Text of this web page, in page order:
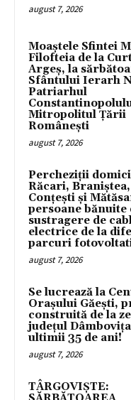
august 7, 2026
Moaștele Sfintei
Filofteia de la
Argeș, la
Sfântului Ierarh
Patriarhul
Mitropolitul Țării
Românești
august 7, 2026
Percheziții
Răcari, Braniștea,
Conțești și
persoane bănuite
sustragere de
electrice de la
parcuri
august 7, 2026
Se lucrează la
Orașului Găești,
construită de la
județul
ultimii 35 de ani!
august 7, 2026
TÂRGOVIȘTE: